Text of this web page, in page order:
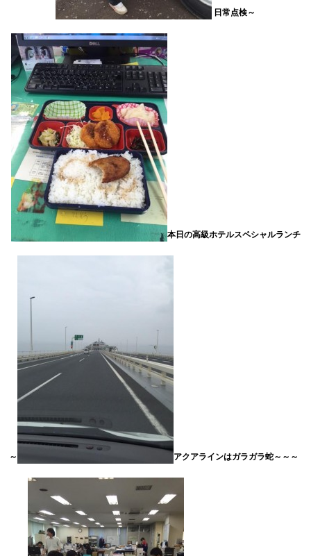
日常点検～
本日の高級ホテルスペシャルランチ
～ アクアラインはガラガラ蛇～～～